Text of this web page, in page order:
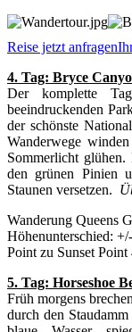
Reise jetzt anfragen
4. Tag: Bryce
Der komplette
beeindruckenden
der schönste
Wanderwege
Sommerlicht
den grünen Pinien
Staunen versetzen.
Wanderung Queens
Höhenunterschied:
Point zu Sunset
5. Tag: Horseshoe
Früh morgens
durch den Staudamm